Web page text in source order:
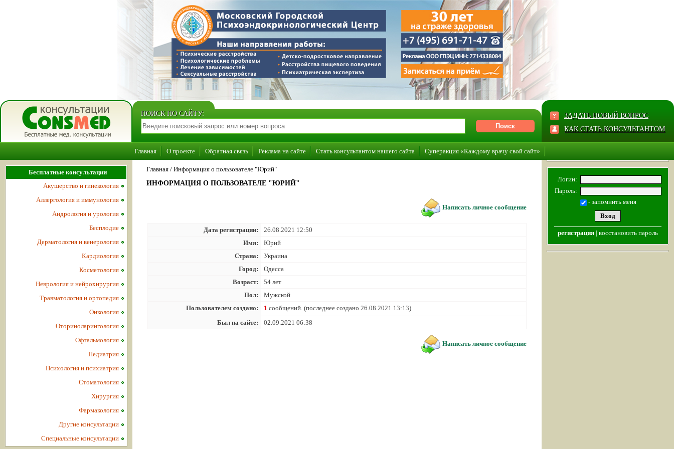
ПОИСК ПО САЙТУ:
ЗАДАТЬ НОВЫЙ ВОПРОС
КАК СТАТЬ КОНСУЛЬТАНТОМ
Главная О проекте Обратная связь Реклама на сайте Стать консультантом нашего сайта Суперакция «Каждому врачу свой сайт»
Главная / Информация о пользователе "Юрий"
ИНФОРМАЦИЯ О ПОЛЬЗОВАТЕЛЕ "ЮРИЙ"
Написать личное сообщение
Дата регистрации:
26.08.2021 12:50
Имя:
Юрий
Страна:
Украина
Город:
Одесса
Возраст:
54 лет
Пол:
Мужской
Пользователем создано:
1 сообщений. (последнее создано 26.08.2021 13:13)
Был на сайте:
02.09.2021 06:38
Написать личное сообщение
Бесплатные консультации
Акушерство и гинекология
Аллергология и иммунология
Андрология и урология
Бесплодие
Дерматология и венерология
Кардиология
Косметология
Неврология и нейрохирургия
Травматология и ортопедия
Онкология
Оториноларингология
Офтальмология
Педиатрия
Психология и психиатрия
Стоматология
Хирургия
Фармакология
Другие консультации
Специальные консультации
Логин:
Пароль:
- запомнить меня
регистрация | восстановить пароль